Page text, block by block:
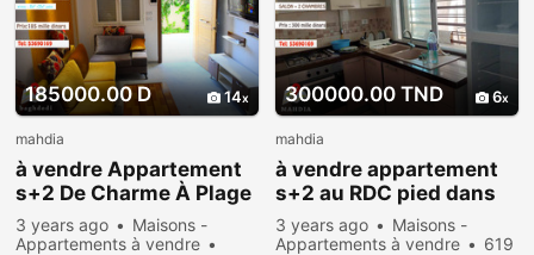
185000.00 D 14
mahdia
à vendre Appartement
s+2 De Charme À Plage
Baghdedi
3 years ago
Maisons -
Appartements à vendre
300000.00 TND 6
mahdia
à vendre appartement
s+2 au RDC pied dans
l’eau à rajiche
3 years ago
Maisons -
Appartements à vendre
619